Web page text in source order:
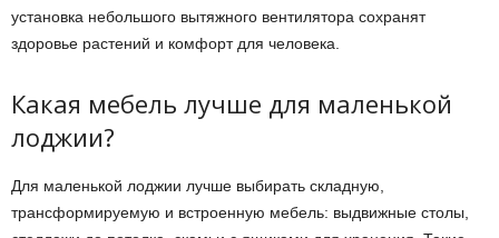
установка небольшого вытяжного вентилятора сохранят
здоровье растений и комфорт для человека.
Какая мебель лучше для маленькой
лоджии?
Для маленькой лоджии лучше выбирать складную,
трансформируемую и встроенную мебель: выдвижные столы,